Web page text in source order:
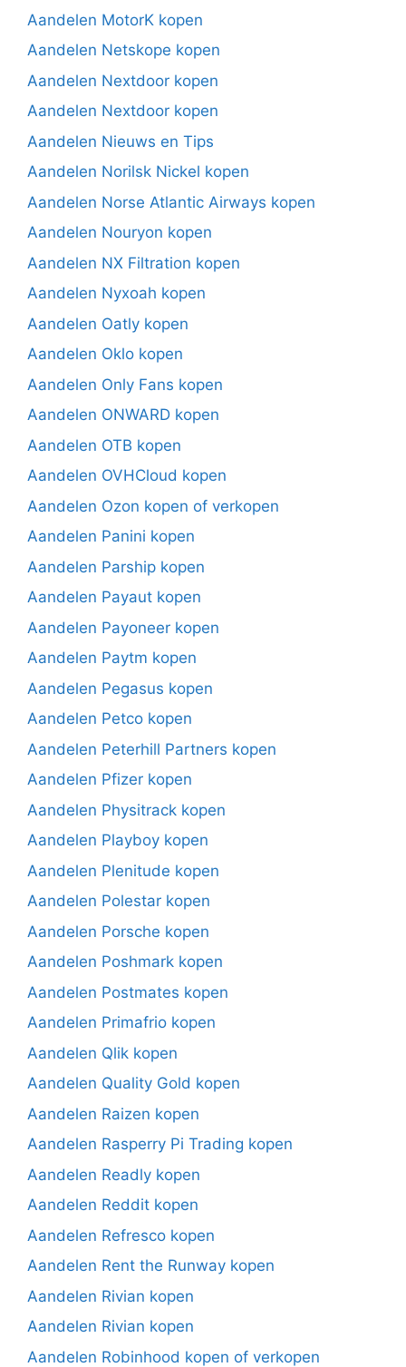
Aandelen MotorK kopen
Aandelen Netskope kopen
Aandelen Nextdoor kopen
Aandelen Nextdoor kopen
Aandelen Nieuws en Tips
Aandelen Norilsk Nickel kopen
Aandelen Norse Atlantic Airways kopen
Aandelen Nouryon kopen
Aandelen NX Filtration kopen
Aandelen Nyxoah kopen
Aandelen Oatly kopen
Aandelen Oklo kopen
Aandelen Only Fans kopen
Aandelen ONWARD kopen
Aandelen OTB kopen
Aandelen OVHCloud kopen
Aandelen Ozon kopen of verkopen
Aandelen Panini kopen
Aandelen Parship kopen
Aandelen Payaut kopen
Aandelen Payoneer kopen
Aandelen Paytm kopen
Aandelen Pegasus kopen
Aandelen Petco kopen
Aandelen Peterhill Partners kopen
Aandelen Pfizer kopen
Aandelen Physitrack kopen
Aandelen Playboy kopen
Aandelen Plenitude kopen
Aandelen Polestar kopen
Aandelen Porsche kopen
Aandelen Poshmark kopen
Aandelen Postmates kopen
Aandelen Primafrio kopen
Aandelen Qlik kopen
Aandelen Quality Gold kopen
Aandelen Raizen kopen
Aandelen Rasperry Pi Trading kopen
Aandelen Readly kopen
Aandelen Reddit kopen
Aandelen Refresco kopen
Aandelen Rent the Runway kopen
Aandelen Rivian kopen
Aandelen Rivian kopen
Aandelen Robinhood kopen of verkopen